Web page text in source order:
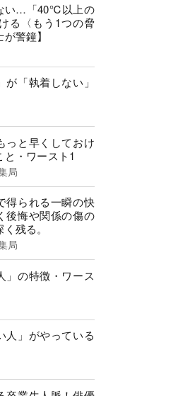
い…「40℃以上の
る〈もう1つの脅
警鐘】
が「執着しない」
っと早くしておけ
・ワースト1
局
得られる一瞬の快
後悔や関係の傷の
残る。
局
」の特徴・ワース
人」がやっている